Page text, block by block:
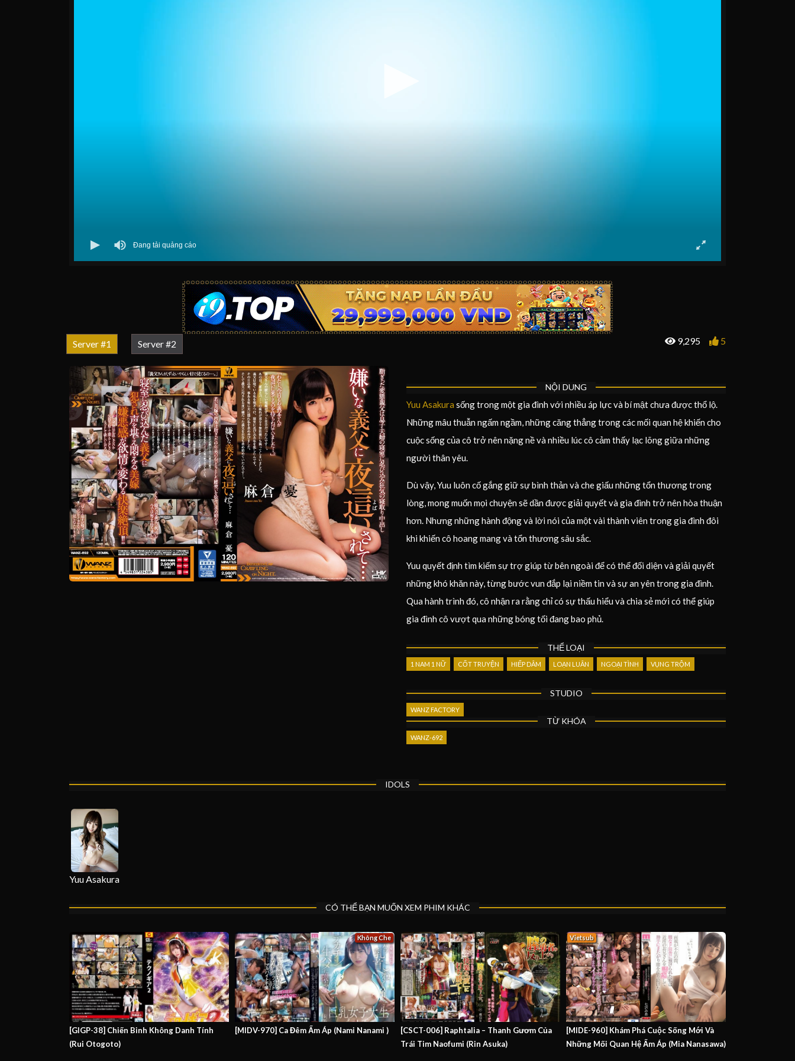
Server #1 Server #2 9,295 5
NỘI DUNG
Yuu Asakura sống trong một gia đình với nhiều áp lực và bí mật chưa được thổ lộ.
Những mâu thuẫn ngấm ngầm, những căng thẳng trong các mối quan hệ khiến cho
cuộc sống của cô trở nên nặng nề và nhiều lúc cô cảm thấy lạc lõng giữa những
người thân yêu.
Dù vậy, Yuu luôn cố gắng giữ sự bình thản và che giấu những tổn thương trong
lòng, mong muốn mọi chuyện sẽ dần được giải quyết và gia đình trở nên hòa thuận
hơn. Nhưng những hành động và lời nói của một vài thành viên trong gia đình đôi
khi khiến cô hoang mang và tổn thương sâu sắc.
Yuu quyết định tìm kiếm sự trợ giúp từ bên ngoài để có thể đối diện và giải quyết
những khó khăn này, từng bước vun đắp lại niềm tin và sự an yên trong gia đình.
Qua hành trình đó, cô nhận ra rằng chỉ có sự thấu hiểu và chia sẻ mới có thể giúp
gia đình cô vượt qua những bóng tối đang bao phủ.
THỂ LOẠI
1 NAM 1 NỮ CỐT TRUYỆN HIẾP DÂM LOẠN LUÂN NGOẠI TÌNH VỤNG TRỘM
STUDIO
WANZ FACTORY
TỪ KHÓA
WANZ-692
IDOLS
Yuu Asakura
CÓ THỂ BẠN MUỐN XEM PHIM KHÁC
[GIGP-38] Chiến Binh Không Danh Tính
(Rui Otogoto)
[MIDV-970] Ca Đêm Ấm Áp (Nami Nanami )
Không Che
[CSCT-006] Raphtalia – Thanh Gươm Của
Trái Tim Naofumi (Rin Asuka)
[MIDE-960] Khám Phá Cuộc Sống Mới Và
Những Mối Quan Hệ Ấm Áp (Mia Nanasawa)
Vietsub